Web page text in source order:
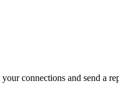
connections and send a